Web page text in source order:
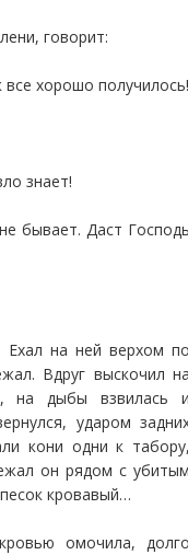
говорит:
все хорошо получилось!
знает!
бывает. Даст
на ней верхом
Вдруг выскочил
на дыбы взвилась
ударом
кони одни к
он рядом с
кровавый…
омочила,